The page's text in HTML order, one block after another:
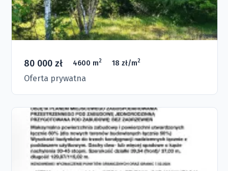
80 000 zł 4600 m2 18 zł/m2
Oferta prywatna